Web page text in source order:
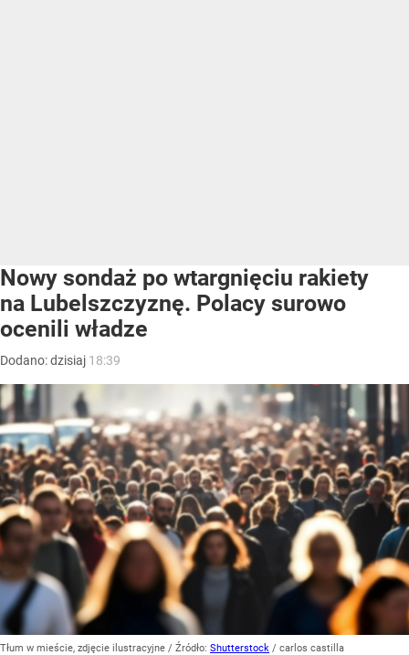
Nowy sondaż po wtargnięciu rakiety
na Lubelszczyznę. Polacy surowo
ocenili władze
Dodano:dzisiaj 18:39
Tłum w mieście, zdjęcie ilustracyjne / Źródło: Shutterstock / carlos castilla